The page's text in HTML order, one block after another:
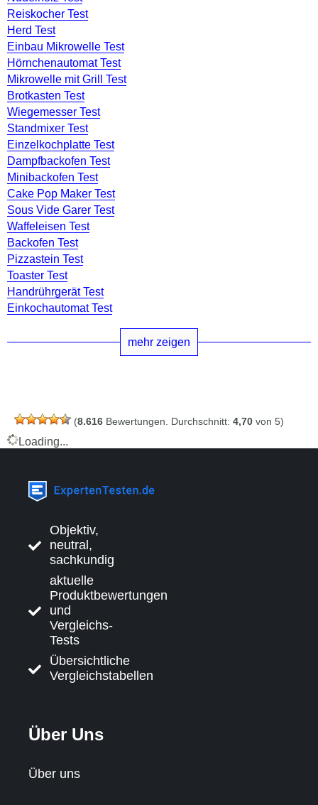
Reiskocher Test
Herd Test
Einbau Mikrowelle Test
Hörnchenautomat Test
Mikrowelle mit Grill Test
Brotkasten Test
Wiegemesser Test
Standmixer Test
Einzelkochplatte Test
Dampfbackofen Test
Minibackofen Test
Cake Pop Maker Test
Sous Vide Garer Test
Waffeleisen Test
Backofen Test
Pizzastein Test
Toaster Test
Handrührgerät Test
Einkochautomat Test
mehr zeigen
(8.616 Bewertungen. Durchschnitt: 4,70 von 5)
Loading...
Objektiv,
neutral,
sachkundig
aktuelle
Produktbewertungen
und
Vergleichs-
Tests
Übersichtliche
Vergleichstabellen
Über Uns
Über uns